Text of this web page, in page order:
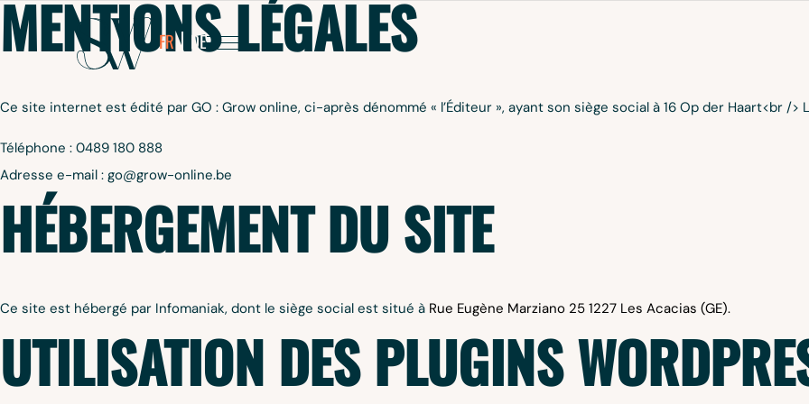
FR DE
SIEBERATH
CONSULTING SERVICES SA
MINERAAL
MENTIONS LÉGALES
Ce site internet est édité par GO : Grow online, ci-après dénommé « l’Éditeur », ayant son siège social à 16 Op der Haart<br /
Téléphone : 0489 180 888
Adresse e-mail : go@grow-online.be
HÉBERGEMENT DU SITE
Ce site est hébergé par Infomaniak, dont le siège social est situé à Rue Eugène Marziano 25 1227 Les Acacias (GE).
UTILISATION DES PLUGINS